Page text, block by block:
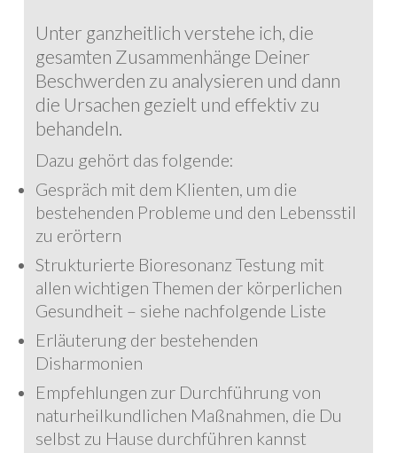
Unter ganzheitlich verstehe ich, die
gesamten Zusammenhänge Deiner
Beschwerden zu analysieren und dann
die Ursachen gezielt und effektiv zu
behandeln.
Dazu gehört das folgende:
Gespräch mit dem Klienten, um die
bestehenden Probleme und den Lebensstil
zu erörtern
Strukturierte Bioresonanz Testung mit
allen wichtigen Themen der körperlichen
Gesundheit – siehe nachfolgende Liste
Erläuterung der bestehenden
Disharmonien
Empfehlungen zur Durchführung von
naturheilkundlichen Maßnahmen, die Du
selbst zu Hause durchführen kannst